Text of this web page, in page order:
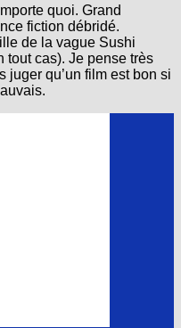
quoi. Grand
fiction débridé.
de la vague Sushi
tout cas). Je pense très
juger qu’un film est bon si